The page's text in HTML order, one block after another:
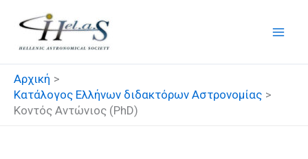
στο
περιεχόμενο
Αρχική
Κατάλογος Ελλήνων διδακτόρων Αστρονομίας
Κοντός Αντώνιος (PhD)